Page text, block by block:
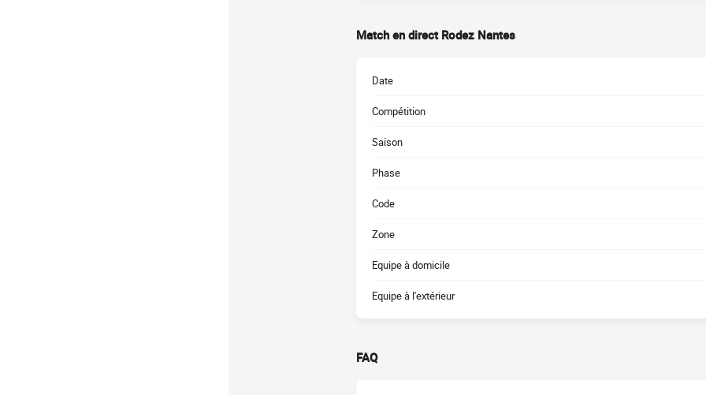
Match en direct Rodez Nantes
Date
Compétition
Saison
Phase
Code
Zone
Equipe à domicile
Equipe à l'extérieur
FAQ